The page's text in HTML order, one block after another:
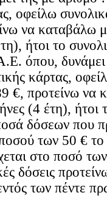
οφείλω
να καταβάλω
ήτοι το
όπου,
κάρτας,
€, προτείνω να
(4 έτη), ήτοι
δόσεων που
των 50 €
στο ποσό
δόσεις
των πέντε